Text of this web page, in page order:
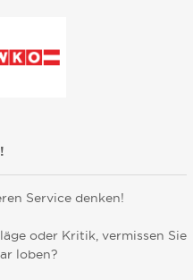
Service denken!
oder Kritik, vermissen Sie
loben?